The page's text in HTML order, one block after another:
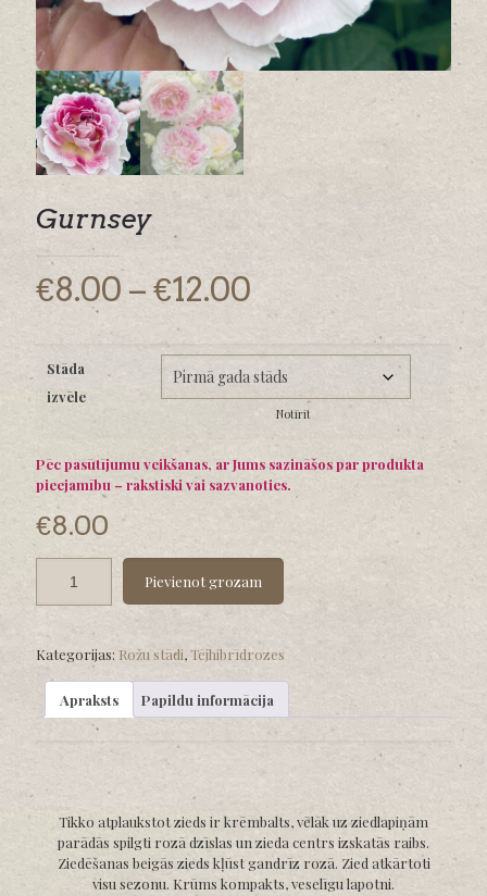
Gurnsey
€8.00 –€12.00
range:
€8.00
through
€12.00
Stāda
izvēle
Notīrīt
Pēc pasūtījumu veikšanas, ar Jums sazināšos par produkta
pieejamību – rakstiski vai sazvanoties.
€8.00
Pievienot grozam
Kategorijas: Rožu stādi,Tējhibrīdrozes
Apraksts Papildu informācija
Tikko atplaukstot zieds ir krēmbalts, vēlāk uz ziedlapiņām
parādās spilgti rozā dzīslas un zieda centrs izskatās raibs.
Ziedēšanas beigās zieds kļūst gandrīz rozā. Zied atkārtoti
visu sezonu. Krūms kompakts, veselīgu lapotni.